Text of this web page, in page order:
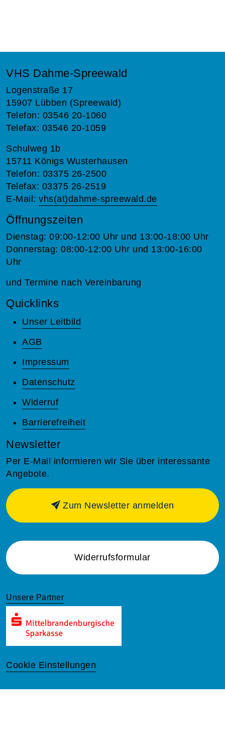
VHS Dahme-Spreewald
Logenstraße 17
15907 Lübben (Spreewald)
Telefon: 03546 20-1060
Telefax: 03546 20-1059
Schulweg 1b
15711 Königs Wusterhausen
Telefon: 03375 26-2500
Telefax: 03375 26-2519
E-Mail: vhs(at)dahme-spreewald.de
Öffnungszeiten
Dienstag: 09:00-12:00 Uhr und 13:00-18:00 Uhr
Donnerstag: 08:00-12:00 Uhr und 13:00-16:00
Uhr
und Termine nach Vereinbarung
Quicklinks
Unser Leitbild
AGB
Impressum
Datenschutz
Widerruf
Barrierefreiheit
Newsletter
Per E-Mail informieren wir Sie über interessante
Angebote.
Zum Newsletter anmelden
Widerrufsformular
Unsere Partner
Cookie Einstellungen